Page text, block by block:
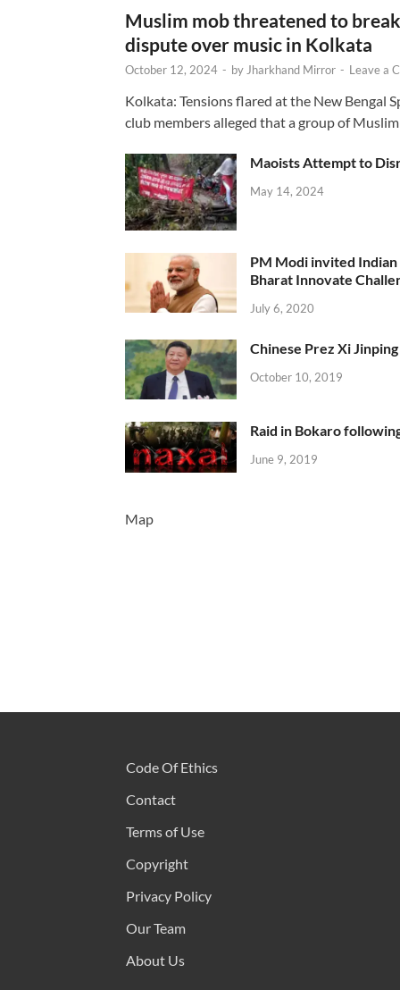
Muslim mob threatened to
dispute over music in Kolkata
October 12, 2024 - byJharkhand Mirror - Leave a
Kolkata: Tensions flared at the New Bengal
club members alleged that a group of
Maoists Attempt to
May 14, 2024
PM Modi invited
Bharat Innovate
July 6, 2020
Chinese Prez Xi
October 10, 2019
Raid in Bokaro
June 9, 2019
Map
Code Of Ethics
Contact
Terms of Use
Copyright
Privacy Policy
Our Team
About Us